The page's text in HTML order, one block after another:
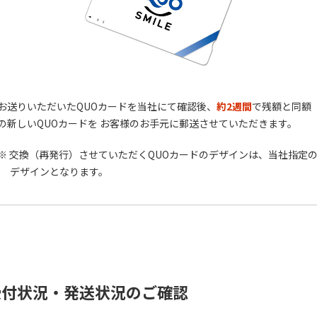
送りいただいたQUOカードを当社にて確認後、 約2週間で残額と同額
新しいQUOカードを お客様のお手元に郵送させていただきます。
交換（再発行）させていただくQUOカードのデザインは、当社指定の
デザインとなります。
状況・発送状況のご確認